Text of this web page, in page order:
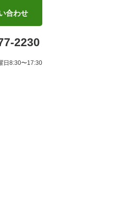
2230
日8:30〜17:30
合わせ